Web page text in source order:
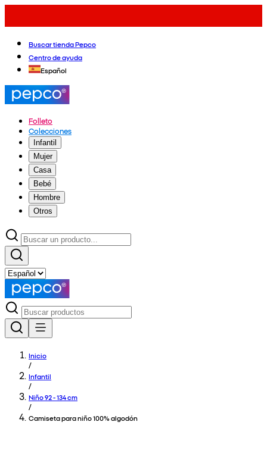
Buscar tienda Pepco
Centro de ayuda
Español
Folleto
Colecciones
Infantil
Mujer
Casa
Bebé
Hombre
Otros
Inicio
/
Infantil
/
Niño 92 - 134 cm
/
Camiseta para niño 100% algodón